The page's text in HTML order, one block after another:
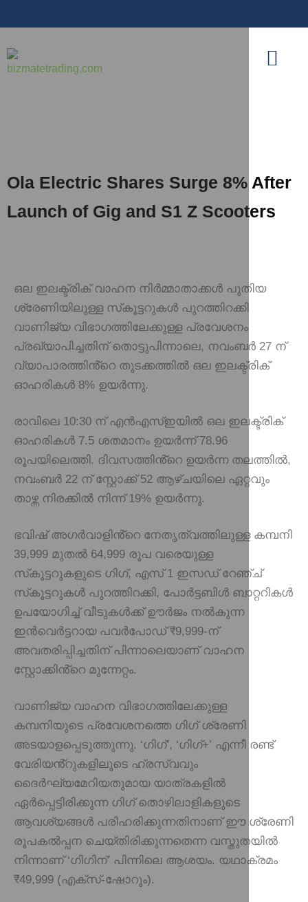
Ola Electric Shares Surge 8% After
Launch of Gig and S1 Z Scooters
ഒല ഇലക്ട്രിക് വാഹന നിർമ്മാതാക്കൾ പുതിയ
ശ്രേണിയിലുള്ള സ്‌കൂട്ടറുകൾ പുറത്തിറക്കി
വാണിജ്യ വിഭാഗത്തിലേക്കുള്ള പ്രവേശനം
പ്രഖ്യാപിച്ചതിന് തൊട്ടുപിന്നാലെ, നവംബർ 27 ന്
വ്യാപാരത്തിൻ്റെ തുടക്കത്തിൽ ഒല ഇലക്ട്രിക്
ഓഹരികൾ 8% ഉയർന്നു.
രാവിലെ 10:30 ന് എൻഎസ്ഇയിൽ ഒല ഇലക്ട്രിക്
ഓഹരികൾ 7.5 ശതമാനം ഉയർന്ന് 78.96
രൂപയിലെത്തി. ദിവസത്തിൻ്റെ ഉയർന്ന തലത്തിൽ,
നവംബർ 22 ന് സ്റ്റോക്ക് 52 ആഴ്ചയിലെ ഏറ്റവും
താഴ്ന്ന നിരക്കിൽ നിന്ന് 19% ഉയർന്നു.
ഭവിഷ് അഗർവാളിൻ്റെ നേതൃത്വത്തിലുള്ള കമ്പനി
39,999 മുതൽ 64,999 രൂപ വരെയുള്ള
സ്‌കൂട്ടറുകളുടെ ഗിഗ്, എസ് 1 ഇസഡ് റേഞ്ച്
സ്‌കൂട്ടറുകൾ പുറത്തിറക്കി, പോർട്ടബിൾ ബാറ്ററികൾ
ഉപയോഗിച്ച് വീടുകൾക്ക് ഊർജം നൽകുന്ന
ഇൻവെർട്ടറായ പവർപോഡ് ₹9,999-ന്
അവതരിപ്പിച്ചതിന് പിന്നാലെയാണ് വാഹന
സ്റ്റോക്കിൻ്റെ മുന്നേറ്റം.
വാണിജ്യ വാഹന വിഭാഗത്തിലേക്കുള്ള
കമ്പനിയുടെ പ്രവേശനത്തെ ഗിഗ് ശ്രേണി
അടയാളപ്പെടുത്തുന്നു. ‘ഗിഗ്’, ‘ഗിഗ്+’ എന്നീ രണ്ട്
വേരിയൻ്റുകളിലൂടെ ഹ്രസ്വവും
ദൈർഘ്യമേറിയതുമായ യാത്രകളിൽ
ഏർപ്പെട്ടിരിക്കുന്ന ഗിഗ് തൊഴിലാളികളുടെ
ആവശ്യങ്ങൾ പരിഹരിക്കുന്നതിനാണ് ഈ ശ്രേണി
രൂപകൽപ്പന ചെയ്‌തിരിക്കുന്നതെന്ന വസ്തുതയിൽ
നിന്നാണ് ‘ഗിഗിന്’ പിന്നിലെ ആശയം. യഥാക്രമം
₹49,999 (എക്സ്-ഷോറൂം).